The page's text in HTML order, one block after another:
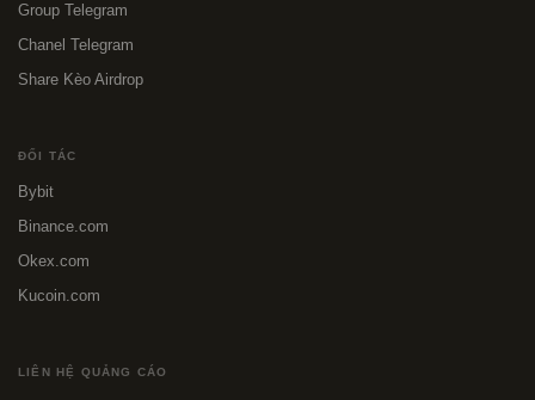
Group Telegram
Chanel Telegram
Share Kèo Airdrop
ĐỐI TÁC
Bybit
Binance.com
Okex.com
Kucoin.com
LIÊN HỆ QUẢNG CÁO